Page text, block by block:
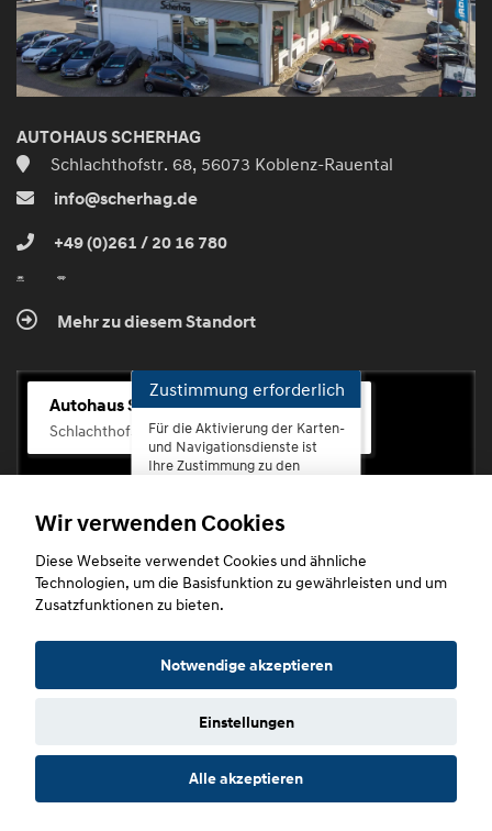
AUTOHAUS SCHERHAG
Schlachthofstr. 68, 56073 Koblenz-Rauental
info@scherhag.de
+49 (0)261 / 20 16 780
Mehr zu diesem Standort
Autohaus Scherhag
Schlachthofstr. 68, 56073 Koblenz-Rauental
Zustimmung erforderlich
Für die Aktivierung der Karten-
und Navigationsdienste ist
Ihre Zustimmung zu den
erforderlich.
Zustimmen
Copyright © 2026. Autohaus Scherhag
Datenschutz Impressum
Wir verwenden Cookies
Diese Webseite verwendet Cookies und ähnliche
Technologien, um die Basisfunktion zu gewährleisten und um
Zusatzfunktionen zu bieten.
Notwendige akzeptieren
Einstellungen
Alle akzeptieren